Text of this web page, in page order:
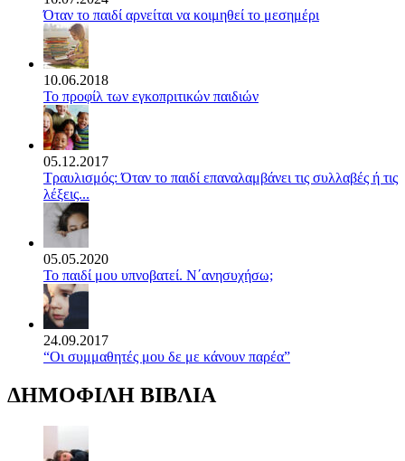
Όταν το παιδί αρνείται να κοιμηθεί το μεσημέρι
10.06.2018
Το προφίλ των εγκοπριτικών παιδιών
05.12.2017
Τραυλισμός: Όταν το παιδί επαναλαμβάνει τις συλλαβές ή τις
λέξεις...
05.05.2020
Το παιδί μου υπνοβατεί. Ν΄ανησυχήσω;
24.09.2017
“Οι συμμαθητές μου δε με κάνουν παρέα”
ΔΗΜΟΦΙΛΗ ΒΙΒΛΙΑ